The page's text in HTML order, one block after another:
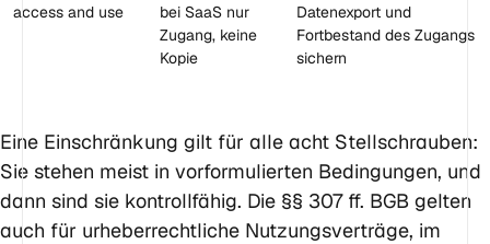
access and use
bei SaaS nur
Zugang, keine
Kopie
Datenexport und
Fortbestand des Zugangs
sichern
Eine Einschränkung gilt für alle acht Stellschrauben:
Sie stehen meist in vorformulierten Bedingungen, und
dann sind sie kontrollfähig. Die §§ 307 ff. BGB gelten
auch für urheberrechtliche Nutzungsverträge, im